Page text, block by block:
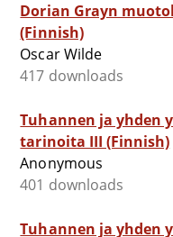
Dorian Grayn
(Finnish)
Oscar Wilde
417 downloads
Tuhannen ja yhden
tarinoita III (Finnish)
Anonymous
401 downloads
Tuhannen ja yhden